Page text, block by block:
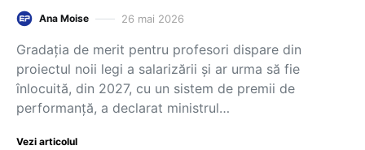
Ana Moise 26 mai 2026
Gradația de merit pentru profesori dispare din
proiectul noii legi a salarizării și ar urma să fie
înlocuită, din 2027, cu un sistem de premii de
performanță, a declarat ministrul…
Vezi articolul